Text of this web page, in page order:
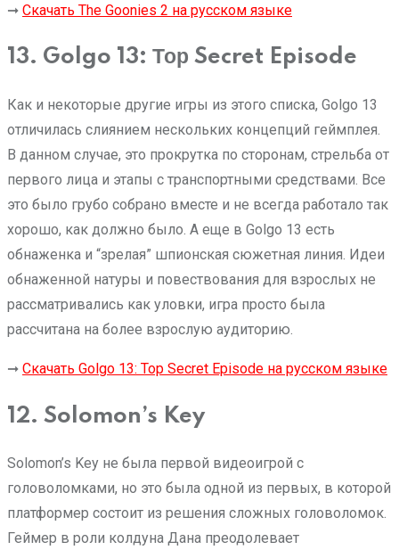
➞ Скачать The Goonies 2 на русском языке
13. Golgo 13: Тор Secret Episode
Как и некоторые другие игры из этого списка, Golgo 13
отличилась слиянием нескольких концепций геймплея.
В данном случае, это прокрутка по сторонам, стрельба от
первого лица и этапы с транспортными средствами. Все
это было грубо собрано вместе и не всегда работало так
хорошо, как должно было. А еще в Golgo 13 есть
обнаженка и “зрелая” шпионская сюжетная линия. Идеи
обнаженной натуры и повествования для взрослых не
рассматривались как уловки, игра просто была
рассчитана на более взрослую аудиторию.
➞ Скачать Golgo 13: Тор Secret Episode на русском языке
12. Solomon’s Key
Solomon’s Key не была первой видеоигрой с
головоломками, но это была одной из первых, в которой
платформер состоит из решения сложных головоломок.
Геймер в роли колдуна Дана преодолевает